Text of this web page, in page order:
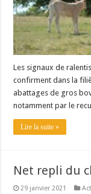
Les signaux de
confirment dans la
abattages de gros
notamment par le
Lire la suite »
Net repli du
29 janvier 2021